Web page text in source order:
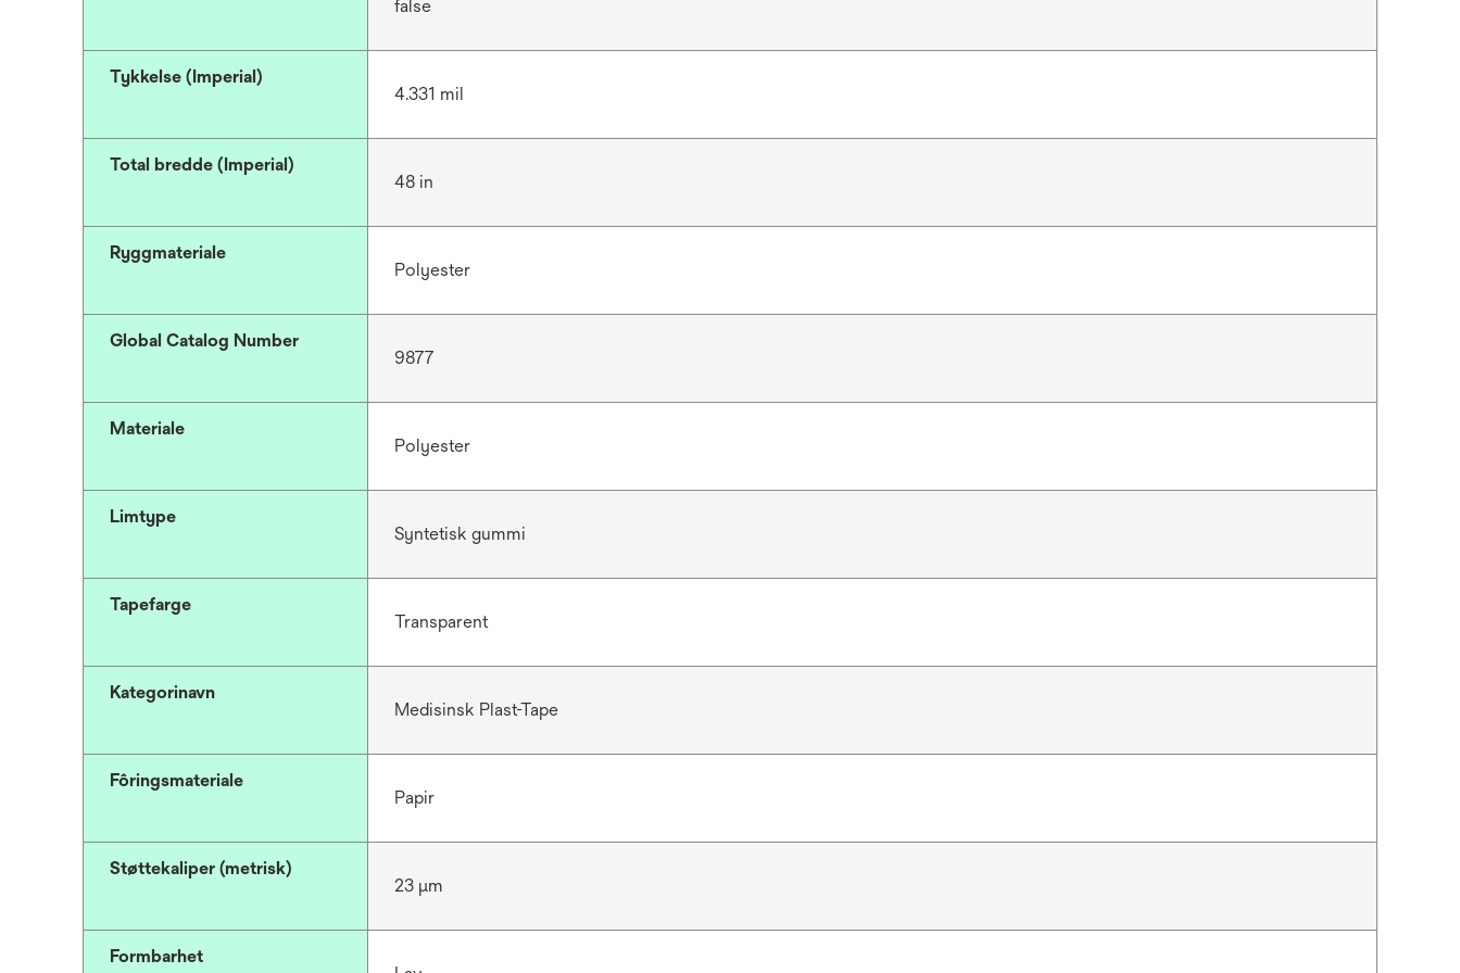
false
Tykkelse (Imperial)
4.331 mil
Total bredde (Imperial)
48 in
Ryggmateriale
Polyester
Global Catalog Number
9877
Materiale
Polyester
Limtype
Syntetisk gummi
Tapefarge
Transparent
Kategorinavn
Medisinsk Plast-Tape
Fôringsmateriale
Papir
Støttekaliper (metrisk)
23 μm
Formbarhet